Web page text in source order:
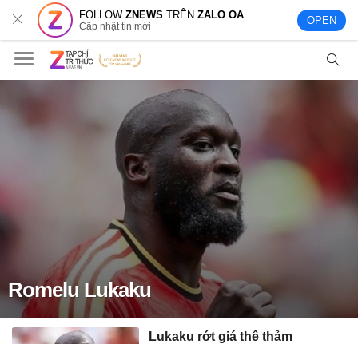
FOLLOWZNEWS TRÊNZALO OA
Cập nhật tin mới OPEN
Romelu Lukaku
Lukaku rớt giá thê thảm